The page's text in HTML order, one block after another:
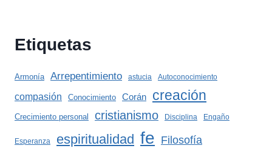
Etiquetas
Armonía Arrepentimiento astucia Autoconocimiento
compasión Conocimiento Corán creación
Crecimiento personal cristianismo Disciplina Engaño
Esperanza espiritualidad fe Filosofía